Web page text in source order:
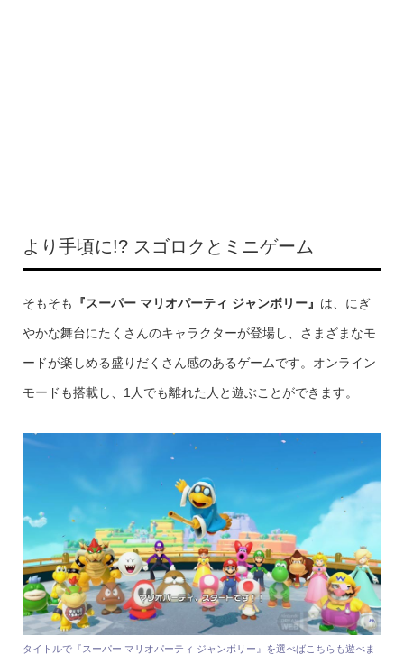
より手頃に!? スゴロクとミニゲーム
そもそも 『スーパー マリオパーティ ジャンボリー』 は、にぎ
やかな舞台にたくさんのキャラクターが登場し、さまざまなモ
ードが楽しめる盛りだくさん感のあるゲームです。オンライン
モードも搭載し、1人でも離れた人と遊ぶことができます。
タイトルで『スーパー マリオパーティ ジャンボリー』を選べばこちらも遊べま